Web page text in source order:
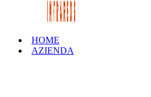
HOME
AZIENDA